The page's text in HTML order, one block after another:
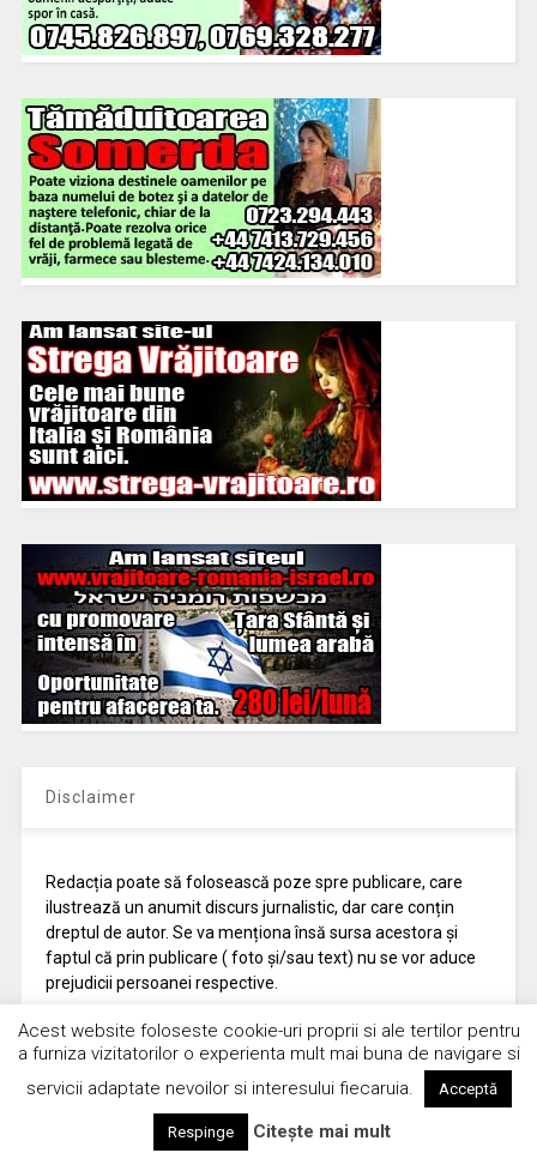
Disclaimer
Redacția poate să folosească poze spre publicare, care
ilustrează un anumit discurs jurnalistic, dar care conțin
dreptul de autor. Se va menționa însă sursa acestora și
faptul că prin publicare ( foto și/sau text) nu se vor aduce
prejudicii persoanei respective.
Redacția va indica sursele fotografiei, acolo unde acestea
se cunosc (autor, site, blog, platformă etc.). Pozele și
sursele sunt verificate, online, în măsura în care se poate
efectua acest proces jurnalistic, respectându-se principiul
de verificare din minim 3 surse. În cadrul dreptului de
comunicare, redacția respectă forma inițială a fotografiei
Acest website foloseste cookie-uri proprii si ale tertilor pentru
a furniza vizitatorilor o experienta mult mai buna de navigare si
servicii adaptate nevoilor si interesului fiecaruia.
Acceptă
Respinge Citește mai mult